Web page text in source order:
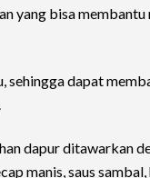
yang bisa
dapat
dapur ditawarkan
manis, saus